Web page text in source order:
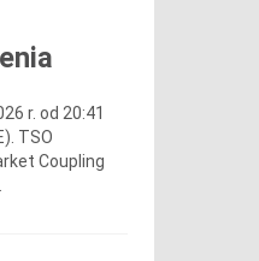
r. od 20:41
TSO
Coupling